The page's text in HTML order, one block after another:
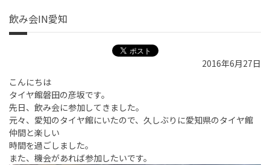
飲み会IN愛知
2016年6月27日
こんにちは
タイヤ館磐田の彦坂です。
先日、飲み会に参加してきました。
元々、愛知のタイヤ館にいたので、久しぶりに愛知県のタイヤ館
仲間と楽しい
時間を過ごしました。
また、機会があれば参加したいです。